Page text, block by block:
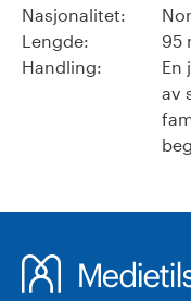
Nasjonalitet:
Lengde:
95
Handling:
En
av